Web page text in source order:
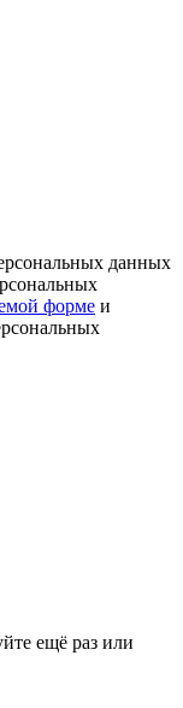
данных
форме и
ещё раз или